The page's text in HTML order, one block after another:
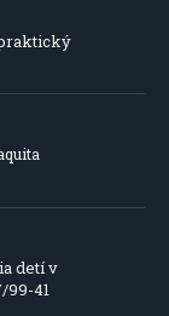
detí v
99-41